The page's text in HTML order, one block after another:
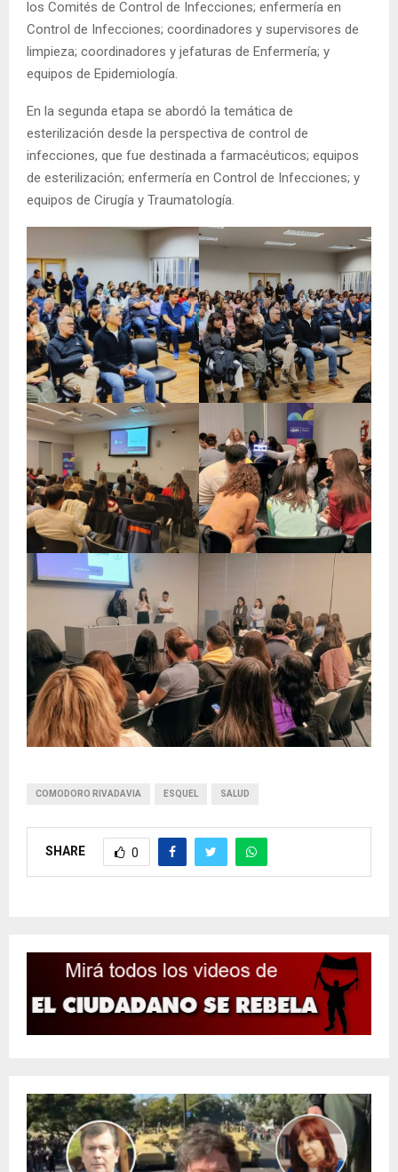
los Comités de Control de Infecciones; enfermería en
Control de Infecciones; coordinadores y supervisores de
limpieza; coordinadores y jefaturas de Enfermería; y
equipos de Epidemiología.
En la segunda etapa se abordó la temática de
esterilización desde la perspectiva de control de
infecciones, que fue destinada a farmacéuticos; equipos
de esterilización; enfermería en Control de Infecciones; y
equipos de Cirugía y Traumatología.
COMODORO RIVADAVIA ESQUEL SALUD
SHARE 0